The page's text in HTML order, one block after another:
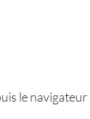
le navigateur